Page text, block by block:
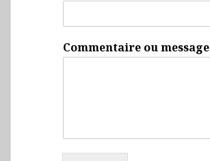
Commentaire ou message